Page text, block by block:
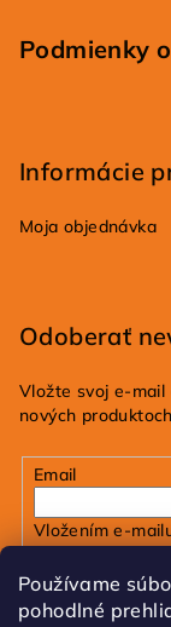
Používame
pohodlné
Podmienky
Informácie
Moja objednávka
Odoberať
Vložte svoj e-mail
nových
Email
Vložením e-